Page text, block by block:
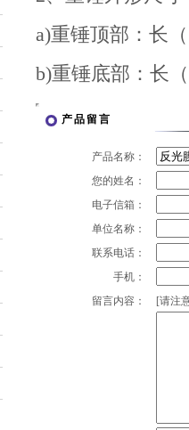
a)重锤顶部：长（
b)重锤底部：长（
产品留言
产品名称：
您的姓名：
电子信箱：
单位名称：
联系电话：
手机：
留言内容：
[请注